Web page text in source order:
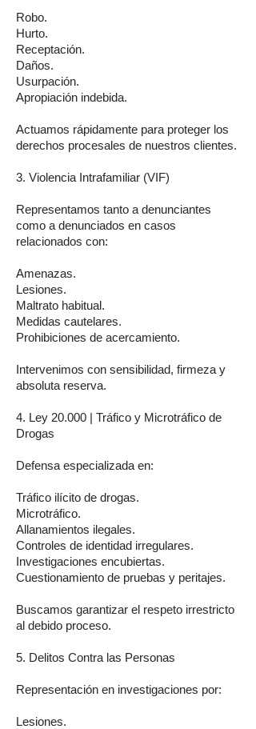
Robo.
Hurto.
Receptación.
Daños.
Usurpación.
Apropiación indebida.
Actuamos rápidamente para proteger los
derechos procesales de nuestros clientes.
3. Violencia Intrafamiliar (VIF)
Representamos tanto a denunciantes
como a denunciados en casos
relacionados con:
Amenazas.
Lesiones.
Maltrato habitual.
Medidas cautelares.
Prohibiciones de acercamiento.
Intervenimos con sensibilidad, firmeza y
absoluta reserva.
4. Ley 20.000 | Tráfico y Microtráfico de
Drogas
Defensa especializada en:
Tráfico ilícito de drogas.
Microtráfico.
Allanamientos ilegales.
Controles de identidad irregulares.
Investigaciones encubiertas.
Cuestionamiento de pruebas y peritajes.
Buscamos garantizar el respeto irrestricto
al debido proceso.
5. Delitos Contra las Personas
Representación en investigaciones por:
Lesiones.